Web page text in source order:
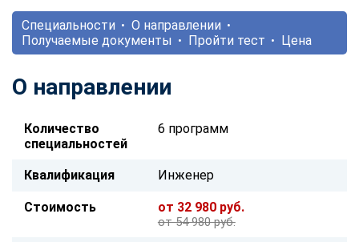
Специальности
О направлении
Получаемые документы
Пройти тест Цена
О направлении
Количество
специальностей
6 программ
Квалификация Инженер
Стоимость от 32 980 руб.
от 54 980 руб.